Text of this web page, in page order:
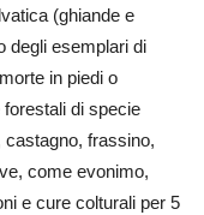
(ghiande e
degli esemplari di
in piedi o
di specie
castagno, frassino,
come evonimo,
e cure colturali per 5